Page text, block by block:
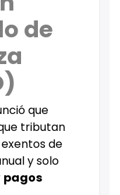
de
que
tributan
de
y solo
pagos